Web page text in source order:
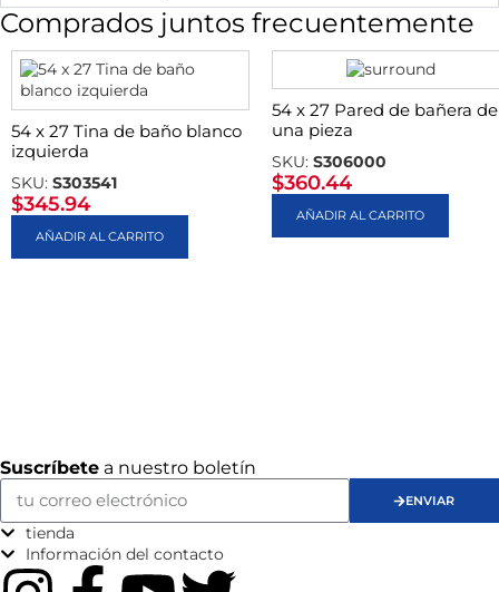
Comprados juntos frecuentemente
54 x 27 Tina de baño blanco
izquierda
SKU: S303541
$345.94
AÑADIR AL CARRITO
54 x 27 Pared de bañera de
una pieza
SKU: S306000
$360.44
AÑADIR AL CARRITO
Suscríbete a nuestro boletín
ENVIAR
tienda
Información del contacto